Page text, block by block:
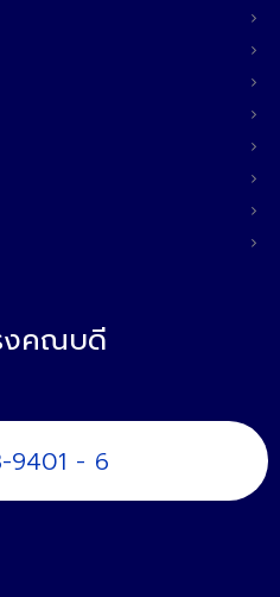
งคณบดี
9401 - 6